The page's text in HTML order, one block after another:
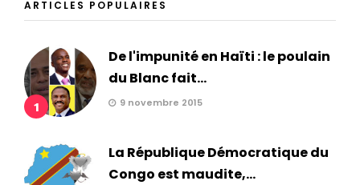
ARTICLES POPULAIRES
1
De l'impunité en Haïti : le poulain
du Blanc fait...
9 novembre 2015
La République Démocratique du
Congo est maudite,...